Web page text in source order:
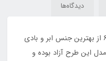
دیدگاه‌ها
شلوار گشاد ابر و بادی با کد 609 از بهترین جنس ابر و بادی
این طرح آزاد بوده و